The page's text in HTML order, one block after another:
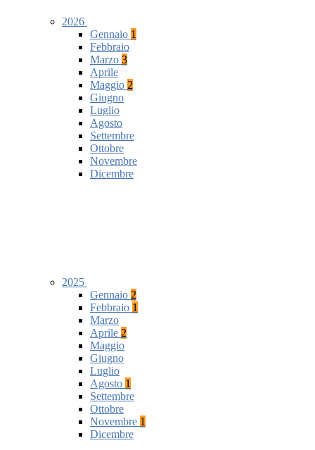
2026
Gennaio 1
Febbraio
Marzo 3
Aprile
Maggio 2
Giugno
Luglio
Agosto
Settembre
Ottobre
Novembre
Dicembre
2025
Gennaio 2
Febbraio 1
Marzo
Aprile 2
Maggio
Giugno
Luglio
Agosto 1
Settembre
Ottobre
Novembre 1
Dicembre